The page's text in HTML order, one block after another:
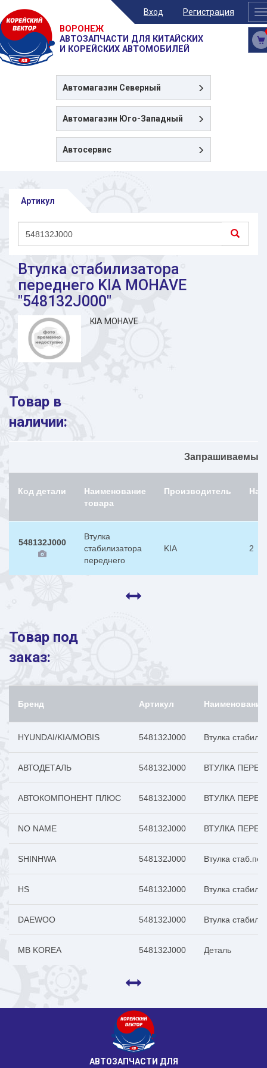
Вход Регистрация
ВОРОНЕЖ
АВТОЗАПЧАСТИ ДЛЯ КИТАЙСКИХ
И КОРЕЙСКИХ АВТОМОБИЛЕЙ
Автомагазин Северный
Автомагазин Юго-Западный
Автосервис
Артикул
Втулка стабилизатора
переднего KIA MOHAVE
"548132J000"
KIA MOHAVE
Товар в
наличии:
Запрашиваемый
Код детали
Наименование
товара
Производитель
548132J000
Втулка
стабилизатора
переднего
KIA 2
Товар под
заказ:
Бренд Артикул Наименование
HYUNDAI/KIA/MOBIS 548132J000 Втулка
АВТОДЕТАЛЬ 548132J000 ВТУЛКА
АВТОКОМПОНЕНТ ПЛЮС 548132J000 ВТУЛКА
NO NAME 548132J000 ВТУЛКА
SHINHWA 548132J000 Втулка
HS 548132J000 Втулка
DAEWOO 548132J000 Втулка
MB KOREA 548132J000 Деталь
АВТОЗАПЧАСТИ ДЛЯ